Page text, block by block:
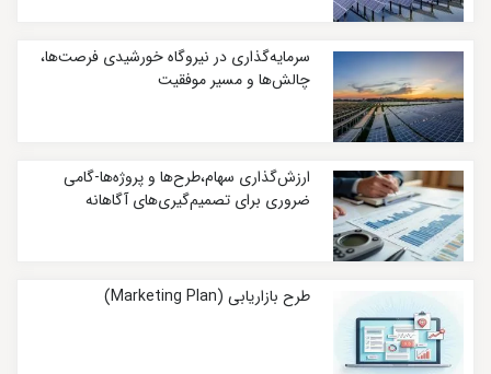
سرمایه‌گذاری در نیروگاه خورشیدی فرصت‌ها،
چالش‌ها و مسیر موفقیت
ارزش‌گذاری سهام،طرح‌ها و پروژه‌ها-گامی
ضروری برای تصمیم‌گیری‌های آگاهانه
طرح بازاریابی (Marketing Plan)